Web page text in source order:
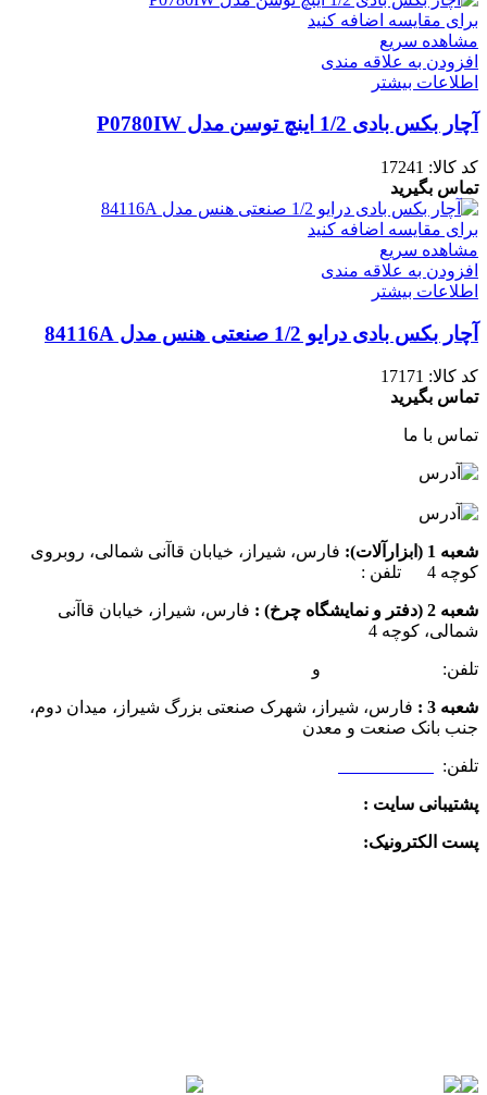
برای مقایسه اضافه کنید
مشاهده سریع
افزودن به علاقه مندی
اطلاعات بیشتر
آچار بکس بادی 1/2 اینچ توسن مدل P0780IW
کد کالا: 17241
تماس بگیرید
برای مقایسه اضافه کنید
مشاهده سریع
افزودن به علاقه مندی
اطلاعات بیشتر
آچار بکس بادی درایو 1/2 صنعتی هنس مدل 84116A
کد کالا: 17171
تماس بگیرید
تماس با ما
شعبه 1 (ابزارآلات):
فارس، شیراز، خیابان قاآنی شمالی، روبروی
کوچه 4 تلفن :
شعبه 2 (دفتر و نمایشگاه چرخ) :
فارس، شیراز، خیابان قاآنی
شمالی، کوچه 4
تلفن: و
شعبه 3 :
فارس، شیراز، شهرک صنعتی بزرگ شیراز، میدان دوم،
جنب بانک صنعت و معدن
تلفن:
پشتیبانی سایت :
پست الکترونیک: